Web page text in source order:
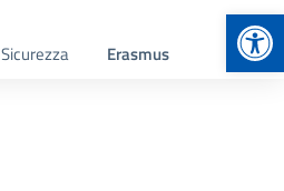
Sicurezza Erasmus